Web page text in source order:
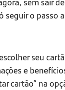
seguir o passo
seu
e
cartão” na